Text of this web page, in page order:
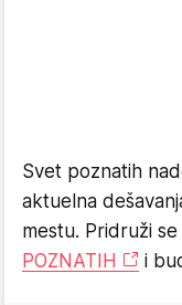
Svet poznatih
aktuelna
mestu. Pridruži
POZNATIH
i